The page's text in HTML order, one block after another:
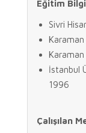
Eğitim
Sivri
Karaman
İstanbul
1996
Çalışılan